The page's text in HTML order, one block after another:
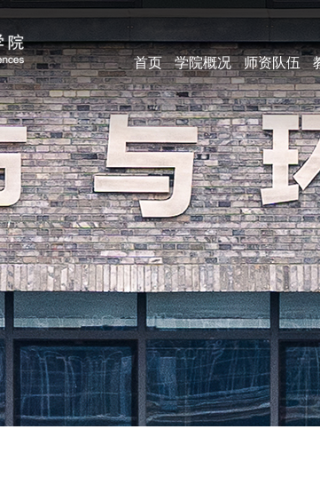
首页 学院概况 师资队伍